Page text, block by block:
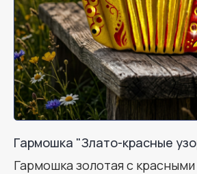
Гармошка "Злато-красные
Гармошка золотая с